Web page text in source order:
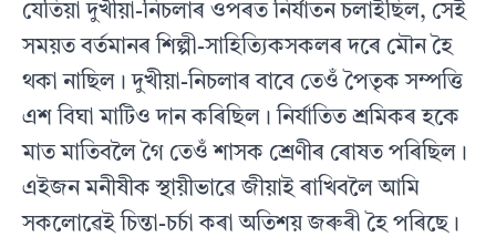
যেতিয়া দুখীয়া-নিচলাৰ ওপৰত নির্যাতন চলাইছিল, সেই
সময়ত বৰ্তমানৰ শিল্পী-সাহিত্যিকসকলৰ দৰে মৌন হৈ
থকা নাছিল। দুখীয়া-নিচলাৰ বাবে তেওঁ পৈতৃক সম্পত্তি
এশ বিঘা মাটিও দান কৰিছিল। নির্যাতিত শ্ৰমিকৰ হকে
মাত মাতিবলৈ গৈ তেওঁ শাসক শ্রেণীৰ ৰােষত পৰিছিল।
এইজন মনীষীক স্থায়ীভাৱে জীয়াই ৰাখিবলৈ আমি
সকলােৱেই চিন্তা-চৰ্চা কৰা অতিশয় জৰুৰী হৈ পৰিছে।